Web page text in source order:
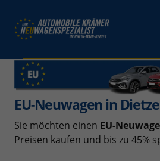
EU-Neuwagen in
Sie möchten einen EU-
Preisen kaufen und bis zu 45%